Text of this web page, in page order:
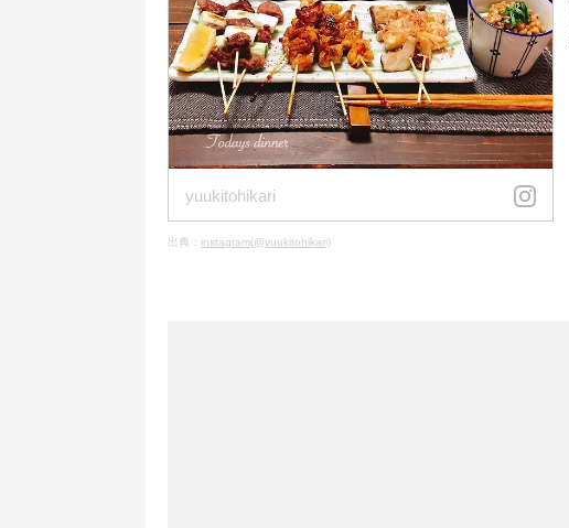
yuukitohikari
出典： instagram(@yuukitohikari)